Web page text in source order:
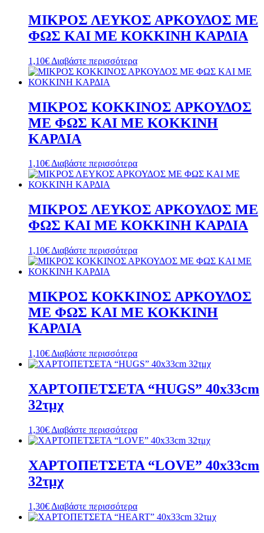
ΜΙΚΡΟΣ ΛΕΥΚΟΣ ΑΡΚΟΥΔΟΣ ΜΕ
ΦΩΣ ΚΑΙ ΜΕ ΚΟΚΚΙΝΗ ΚΑΡΔΙΑ
1,10€ Διαβάστε περισσότερα
ΜΙΚΡΟΣ ΚΟΚΚΙΝΟΣ ΑΡΚΟΥΔΟΣ
ΜΕ ΦΩΣ ΚΑΙ ΜΕ ΚΟΚΚΙΝΗ
ΚΑΡΔΙΑ
1,10€Διαβάστε περισσότερα
ΜΙΚΡΟΣ ΛΕΥΚΟΣ ΑΡΚΟΥΔΟΣ ΜΕ
ΦΩΣ ΚΑΙ ΜΕ ΚΟΚΚΙΝΗ ΚΑΡΔΙΑ
1,10€ Διαβάστε περισσότερα
ΜΙΚΡΟΣ ΚΟΚΚΙΝΟΣ ΑΡΚΟΥΔΟΣ
ΜΕ ΦΩΣ ΚΑΙ ΜΕ ΚΟΚΚΙΝΗ
ΚΑΡΔΙΑ
1,10€ Διαβάστε περισσότερα
ΧΑΡΤΟΠΕΤΣΕΤΑ “HUGS” 40x33cm
32τμχ
1,30€ Διαβάστε περισσότερα
ΧΑΡΤΟΠΕΤΣΕΤΑ “LOVE” 40x33cm
32τμχ
1,30€ Διαβάστε περισσότερα